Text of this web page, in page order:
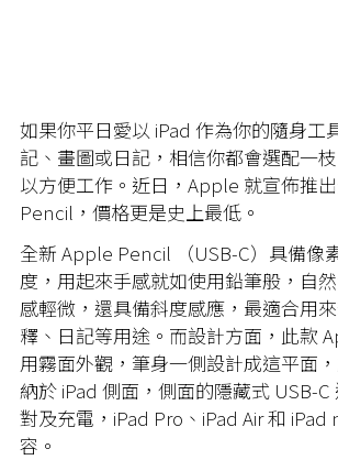
如果你平日愛以 iPad 作為你的隨身工
記、 畫圖或日記，相信你都會選配一
以方便工作。近日，Apple 就宣佈推
Pencil，價格更是史上最低。
全新 Apple Pencil （USB-C）具備像
度， 用起來手感就如使用鉛筆般，自
感輕微，還具備斜度感應， 最適合用來
釋、日記等用途。而設計方面，此款
用霧面外觀，筆身一側設計成這平面
納於 iPad 側面，側面的隱藏式 USB-
對及充電，iPad Pro、iPad Air 和 iPad
容。